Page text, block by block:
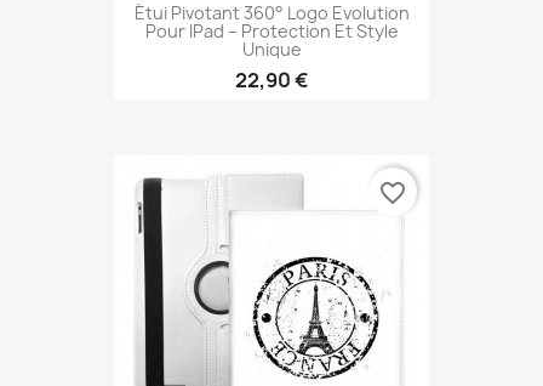
Étui Pivotant 360° Logo Evolution
Pour IPad – Protection Et Style
Unique
22,90 €
favorite_border